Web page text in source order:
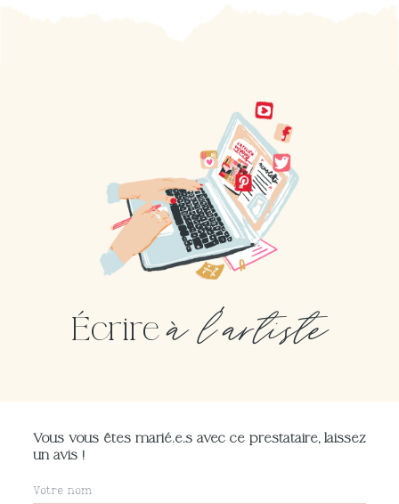
Écrire à l'artiste
Vous vous êtes marié.e.s avec ce prestataire, laissez
un avis !